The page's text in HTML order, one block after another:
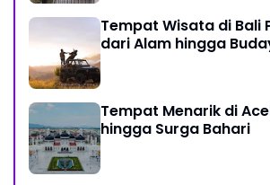
Tempat Wisata di Bali
dari Alam hingga
Tempat Menarik di
hingga Surga Bahari